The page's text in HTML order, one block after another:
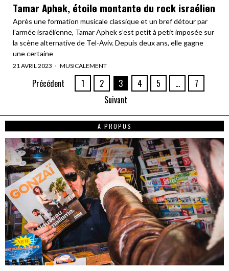
Tamar Aphek, étoile montante du rock israélien
Après une formation musicale classique et un bref détour par
l’armée israélienne, Tamar Aphek s’est petit à petit imposée sur
la scène alternative de Tel-Aviv. Depuis deux ans, elle gagne
une certaine
21 AVRIL 2023 MUSICALEMENT
Précédent 1 2 3 4 5 …
7
Suivant
A PROPOS